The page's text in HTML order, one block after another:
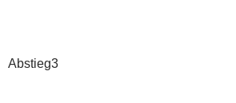
Abstieg3